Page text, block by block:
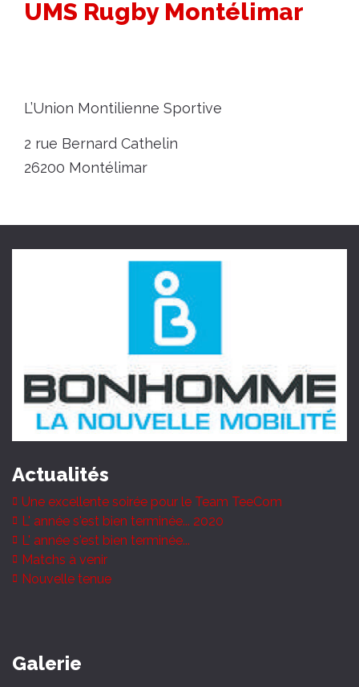
UMS Rugby Montélimar
L’Union Montilienne Sportive
2 rue Bernard Cathelin
26200 Montélimar
Actualités
Une excellente soirée pour le Team TeeCom
L' année s'est bien terminée... 2020
L' année s'est bien terminée...
Matchs à venir
Nouvelle tenue
Galerie